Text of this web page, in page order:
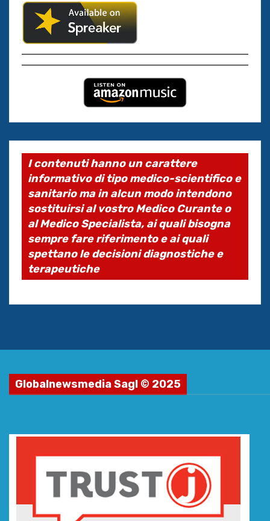
I contenuti hanno un carattere
informativo di tipo medico-scientifico e
sanitario ma in alcun modo intendono
sostituirsi al vostro Medico Curante o
al Medico Specialista, ai quali bisogna
sempre fare riferimento e ai quali
spettano le decisioni diagnostiche e
terapeutiche
Globalnewsmedia Sagl © 2025